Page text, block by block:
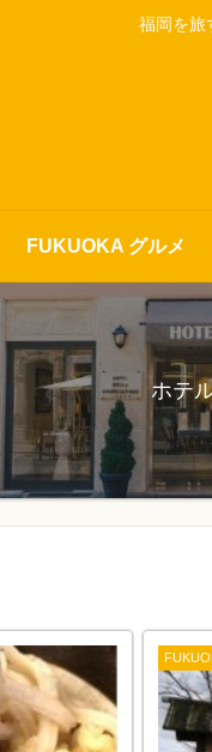
福岡を旅
FUKUOKA グルメ
ホテ